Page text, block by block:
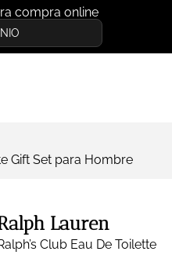
compra online
Gift Set para Hombre
Lauren
Club Eau De Toilette